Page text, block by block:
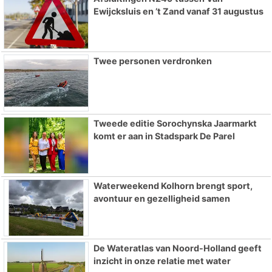
Ewijcksluis en ’t Zand vanaf 31 augustus
Twee personen verdronken
Tweede editie Sorochynska Jaarmarkt
komt er aan in Stadspark De Parel
Waterweekend Kolhorn brengt sport,
avontuur en gezelligheid samen
De Wateratlas van Noord-Holland geeft
inzicht in onze relatie met water